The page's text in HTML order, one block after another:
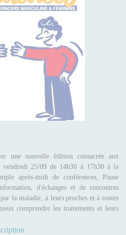
une nouvelle édition consacrée aux
vendredi 25/09 de 14h30 à 17h30 à la
après-midi de conférences, Pause
d'échanges et de rencontres
la maladie, à leurs proches et à toutes
comprendre les traitements et leurs